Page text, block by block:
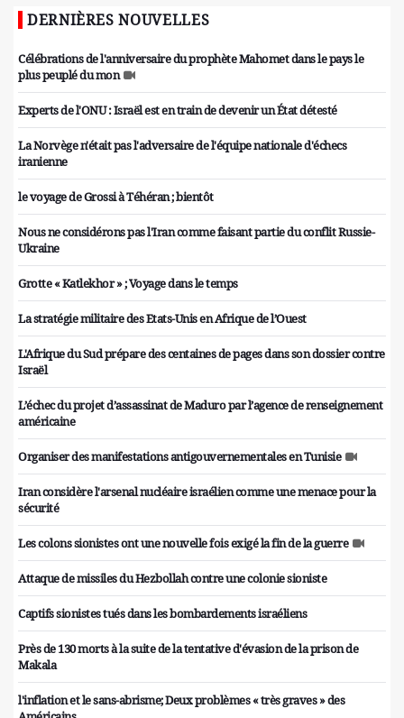
DERNIÈRES NOUVELLES
Célébrations de l'anniversaire du prophète Mahomet dans le pays le
plus peuplé du mon
Experts de l'ONU : Israël est en train de devenir un État détesté
La Norvège n'était pas l'adversaire de l'équipe nationale d'échecs
iranienne
le voyage de Grossi à Téhéran ; bientôt
Nous ne considérons pas l'Iran comme faisant partie du conflit Russie-
Ukraine
Grotte « Katlekhor » ; Voyage dans le temps
La stratégie militaire des Etats-Unis en Afrique de l’Ouest
L'Afrique du Sud prépare des centaines de pages dans son dossier contre
Israël
L’échec du projet d’assassinat de Maduro par l’agence de renseignement
américaine
Organiser des manifestations antigouvernementales en Tunisie
Iran considère l'arsenal nucléaire israélien comme une menace pour la
sécurité
Les colons sionistes ont une nouvelle fois exigé la fin de la guerre
Attaque de missiles du Hezbollah contre une colonie sioniste
Captifs sionistes tués dans les bombardements israéliens
Près de 130 morts à la suite de la tentative d'évasion de la prison de
Makala
l'inflation et le sans-abrisme; Deux problèmes « très graves » des